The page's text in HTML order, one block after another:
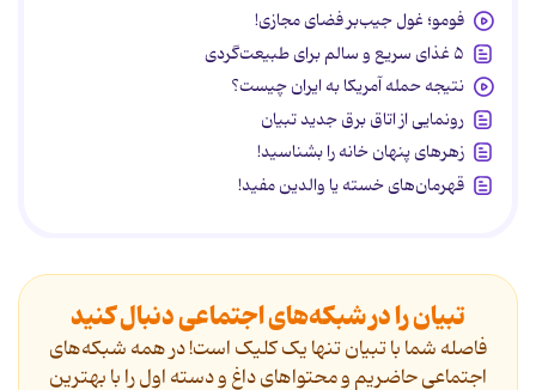
فومو؛ غول جیب‌بر فضای مجازی!
۵ غذای سریع و سالم برای طبیعت‌گردی
نتیجه حمله آمریکا به ایران چیست؟
رونمایی از اتاق برق جدید تبیان
زهرهای پنهان خانه را بشناسید!
قهرمان‌های خسته یا والدین مفید!
تبیان را در شبکه‌های اجتماعی دنبال کنید
فاصله شما با تبیان تنها یک کلیک است! در همه شبکه‌های
اجتماعی حاضریم و محتواهای داغ و دسته اول را با بهترین